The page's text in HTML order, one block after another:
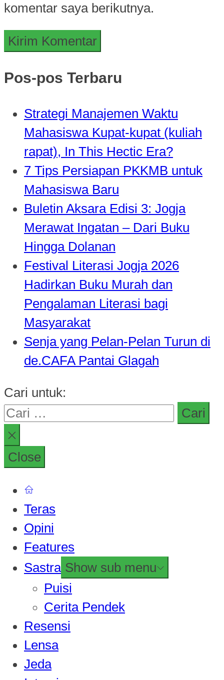
komentar saya berikutnya.
Pos-pos Terbaru
Strategi Manajemen Waktu
Mahasiswa Kupat-kupat (kuliah
rapat), In This Hectic Era?
7 Tips Persiapan PKKMB untuk
Mahasiswa Baru
Buletin Aksara Edisi 3: Jogja
Merawat Ingatan – Dari Buku
Hingga Dolanan
Festival Literasi Jogja 2026
Hadirkan Buku Murah dan
Pengalaman Literasi bagi
Masyarakat
Senja yang Pelan-Pelan Turun di
de.CAFA Pantai Glagah
Cari untuk:
Close
Teras
Opini
Features
Sastra Show sub menu
Puisi
Cerita Pendek
Resensi
Lensa
Jeda